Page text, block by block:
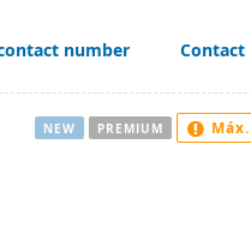
number Contact
NEW PREMIUM